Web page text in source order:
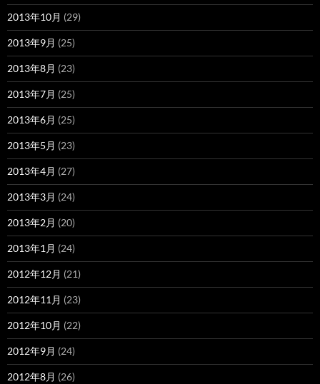
2013年10月 (29)
2013年9月 (25)
2013年8月 (23)
2013年7月 (25)
2013年6月 (25)
2013年5月 (23)
2013年4月 (27)
2013年3月 (24)
2013年2月 (20)
2013年1月 (24)
2012年12月 (21)
2012年11月 (23)
2012年10月 (22)
2012年9月 (24)
2012年8月 (26)